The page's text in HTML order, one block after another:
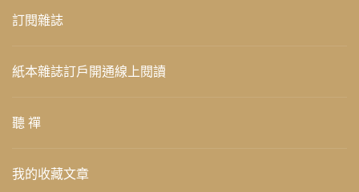
訂閱雜誌
紙本雜誌訂戶開通線上閱讀
聽 禪
我的收藏文章